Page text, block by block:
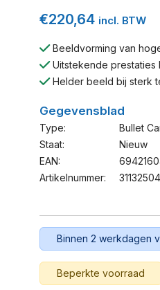
€220,64 incl. BTW
Beeldvorming van
Uitstekende prestaties
Helder beeld bij sterk
Gegevensblad
Type: Bullet
Staat:
Nieuw
EAN:
Artikelnummer:
Binnen 2 werkdagen
Beperkte voorraad